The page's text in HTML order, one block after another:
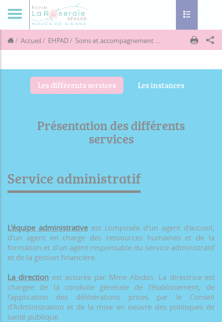
Toggle
Accueil EHPAD Soins et accompagnement Les différents
Les différents services Les instances
Présentation des différents
services
Service administratif
L'équipe administrativeest composée d'un agent d'accueil,
d'un agent en charge des ressources humaines et de la
formation et d'un agent responsable du service administratif
et de la gestion financière.
La direction est assurée par Mme Abidos. La directrice est
chargée de la conduite générale de l'établissement, de
l'application des délibérations prises par le Conseil
d'Administration et de la mise en oeuvre des politiques de
santé publique.